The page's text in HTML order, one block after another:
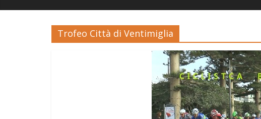
Trofeo Città di Ventimiglia